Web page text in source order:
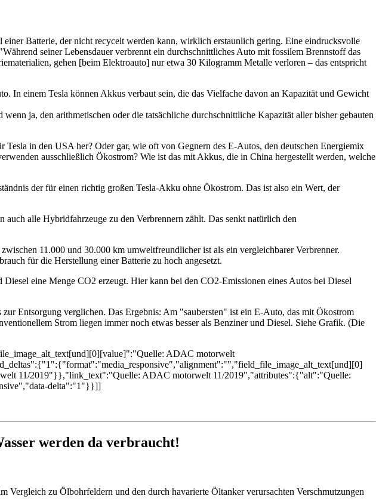
Batterie, der nicht recycelt werden kann, wirklich erstaunlich gering. Eine eindrucksvolle
seiner Lebensdauer verbrennt ein durchschnittliches Auto mit fossilem Brennstoff das
gehen [beim Elektroauto] nur etwa 30 Kilogramm Metalle verloren – das entspricht
In einem Tesla können Akkus verbaut sein, die das Vielfache davon an Kapazität und Gewicht
ja, den arithmetischen oder die tatsächliche durchschnittliche Kapazität aller bisher gebauten
in den USA her? Oder gar, wie oft von Gegnern des E-Autos, den deutschen Energiemix
ausschließlich Ökostrom? Wie ist das mit Akkus, die in China hergestellt werden, welche
der für einen richtig großen Tesla-Akku ohne Ökostrom. Das ist also ein Wert, der
alle Hybridfahrzeuge zu den Verbrennern zählt. Das senkt natürlich den
11.000 und 30.000 km umweltfreundlicher ist als ein vergleichbarer Verbrenner.
für die Herstellung einer Batterie zu hoch angesetzt.
eine Menge CO2 erzeugt. Hier kann bei den CO2-Emissionen eines Autos bei Diesel
Entsorgung verglichen. Das Ergebnis: Am "saubersten" ist ein E-Auto, das mit Ökostrom
Strom liegen immer noch etwas besser als Benziner und Diesel. Siehe Grafik. (Die
ADAC motorwelt
11/2019"}},"link_text":"Quelle: ADAC motorwelt 11/2019","attributes":{"alt":"Quelle:
delta":"1"}}]]
werden da verbraucht!
Vergleich zu Ölbohrfeldern und den durch havarierte Öltanker verursachten Verschmutzungen